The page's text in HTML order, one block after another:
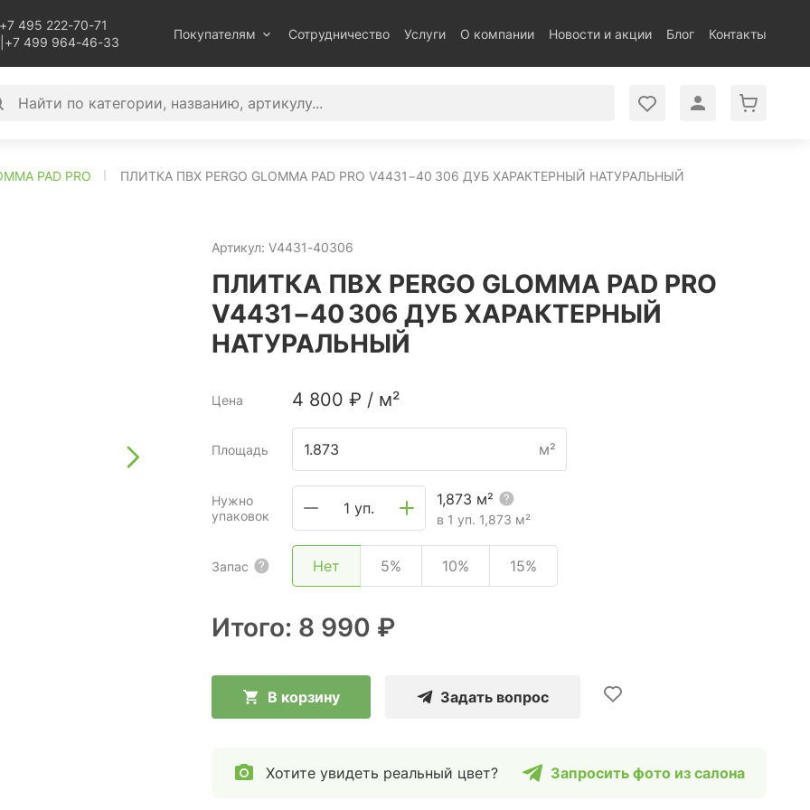
+7 495 222-70-71
+7 499 964-46-33
Покупателям Сотрудничество Услуги О компании Новости и акции Блог Контакты
PAD PRO ПЛИТКА ПВХ PERGO GLOMMA PAD PRO V4431−40 306 ДУБ ХАРАКТЕРНЫЙ НАТУРАЛЬНЫЙ
Артикул: V4431-40306
ПЛИТКА ПВХ PERGO GLOMMA PAD PRO
V4431−40 306 ДУБ ХАРАКТЕРНЫЙ
НАТУРАЛЬНЫЙ
Цена 4 800 ₽ / м²
Площадь м²
Нужно
упаковок
1 уп.
1,873 м²
в 1 уп. 1,873 м²
Запас Нет 5% 10% 15%
Итого: 8 990 ₽
В корзину Задать вопрос
Хотите увидеть реальный цвет? Запросить фото из салона